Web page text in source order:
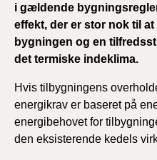
i gældende
effekt, der er stor nok til
bygningen og en
det termiske indeklima.
Hvis tilbygningens
energikrav er baseret på
energibehovet for
den eksisterende kedels